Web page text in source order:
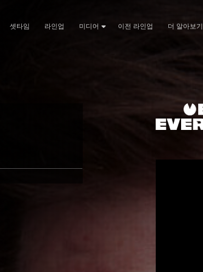
셋타임 라인업 미디어 이전 라인업 더 알아보기